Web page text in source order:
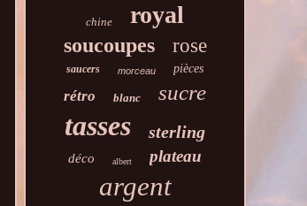
chine royal
soucoupes rose
saucers morceau pièces
rétro blanc sucre
tasses sterling
déco albert plateau
argent